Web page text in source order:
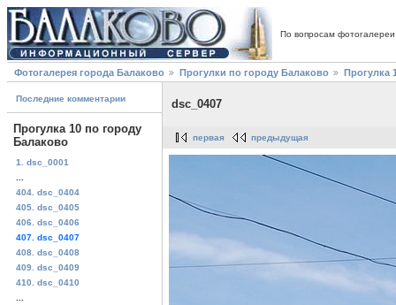
По вопросам
Фотогалерея города Балаково Прогулки по городу Балаково Прогулка
Последние комментарии
Прогулка 10 по городу
Балаково
1. dsc_0001
404. dsc_0404
405. dsc_0405
406. dsc_0406
407. dsc_0407
408. dsc_0408
409. dsc_0409
410. dsc_0410
dsc_0407
первая предыдущая